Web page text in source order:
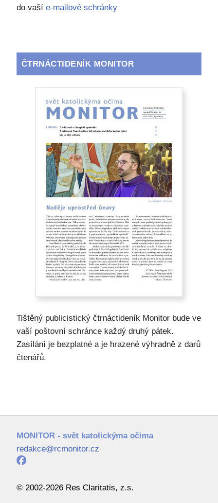
do vaší e-mailové schránky
ČTRNÁCTIDENÍK MONITOR
Tištěný publicistický čtrnáctideník Monitor bude ve
vaší poštovní schránce každý druhý pátek.
Zasílání je bezplatné a je hrazené výhradně z darů
čtenářů.
MONITOR - svět katolickýma očima
redakce@rcmonitor.cz
© 2002-2026 Res Claritatis, z.s.